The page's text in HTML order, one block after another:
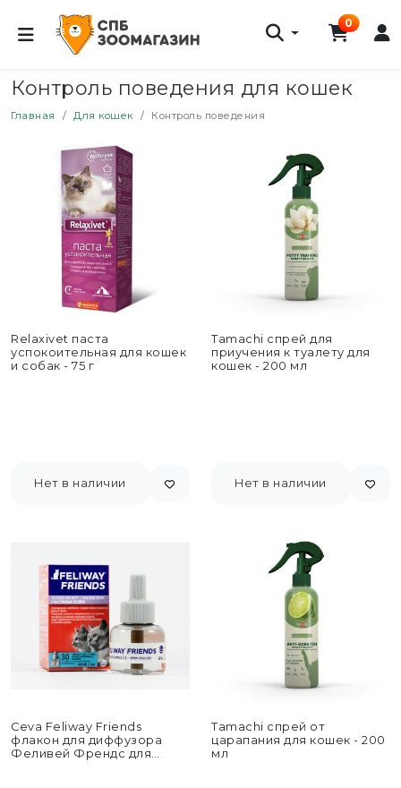
0
Контроль поведения для кошек
Главная Для кошек Контроль поведения
Relaxivet паста
успокоительная для кошек
и собак - 75 г
Нет в наличии
Tamachi спрей для
приучения к туалету для
кошек - 200 мл
Нет в наличии
Ceva Feliway Friends
флакон для диффузора
Феливей Френдс для
Tamachi спрей от
царапания для кошек - 200
мл